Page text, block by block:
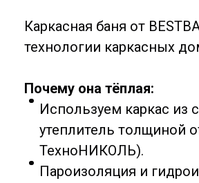
Каркасная баня от
технологии каркасных
Почему она тёплая:
Используем каркас из
утеплитель толщиной
ТехноНИКОЛЬ).
Пароизоляция и